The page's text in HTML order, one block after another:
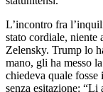
L’incontro fra
stato cordiale, niente
Zelensky. Trump lo
mano, gli ha messo
chiedeva quale
senza esitazione: